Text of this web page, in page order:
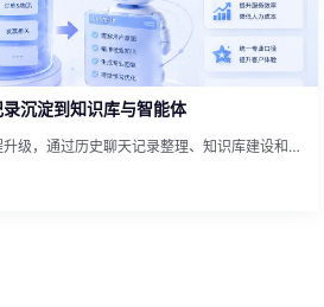
沉淀到知识库与智能体
圆了科技正在推动客服服务流程升级，通过历史聊天记录整理、知识库建设和智能体训练，提升客户沟通效率与服务一致性。